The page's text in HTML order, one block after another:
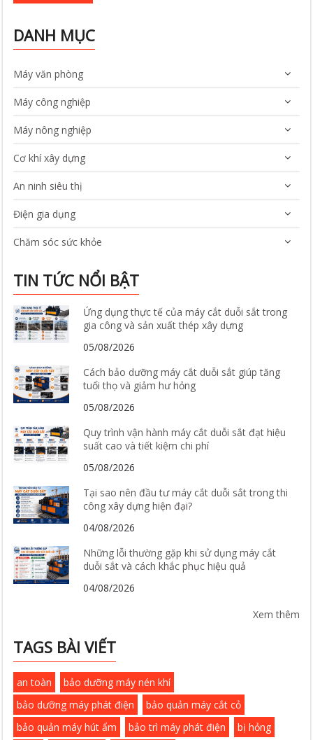
DANH MỤC
Máy văn phòng
Máy công nghiệp
Máy nông nghiệp
Cơ khí xây dựng
An ninh siêu thị
Điện gia dụng
Chăm sóc sức khỏe
TIN TỨC NỔI BẬT
Ứng dụng thực tế của máy cắt duỗi sắt trong
gia công và sản xuất thép xây dựng
05/08/2026
Cách bảo dưỡng máy cắt duỗi sắt giúp tăng
tuổi thọ và giảm hư hỏng
05/08/2026
Quy trình vận hành máy cắt duỗi sắt đạt hiệu
suất cao và tiết kiệm chi phí
05/08/2026
Tại sao nên đầu tư máy cắt duỗi sắt trong thi
công xây dựng hiện đại?
04/08/2026
Những lỗi thường gặp khi sử dụng máy cắt
duỗi sắt và cách khắc phục hiệu quả
04/08/2026
Xem thêm
TAGS BÀI VIẾT
an toàn
bảo dưỡng máy nén khí
bảo dưỡng máy phát điện
bảo quản máy cắt cỏ
bảo quản máy hút ẩm
bảo trì máy phát điện
bị hỏng